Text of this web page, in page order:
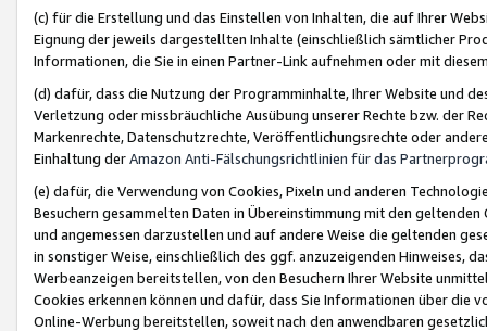
(c) für die Erstellung und das Einstellen von Inhalten, die auf Ihrer
Eignung der jeweils dargestellten Inhalte (einschließlich sämtlicher
Informationen, die Sie in einen Partner-Link aufnehmen oder mit
(d) dafür, dass die Nutzung der Programminhalte, Ihrer Website und
Verletzung oder missbräuchliche Ausübung unserer Rechte bzw. der
Markenrechte, Datenschutzrechte, Veröffentlichungsrechte oder
Einhaltung derAmazon Anti-Fälschungsrichtlinien für das
(e) dafür, die Verwendung von Cookies, Pixeln und anderen
Besuchern gesammelten Daten in Übereinstimmung mit den
und angemessen darzustellen und auf andere Weise die geltenden
in sonstiger Weise, einschließlich des ggf. anzuzeigenden Hinweises,
Werbeanzeigen bereitstellen, von den Besuchern Ihrer Website
Cookies erkennen können und dafür, dass Sie Informationen über die
Online-Werbung bereitstellen, soweit nach den anwendbaren